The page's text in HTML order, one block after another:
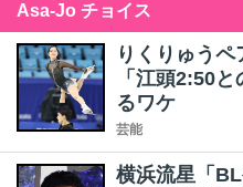
Asa-Jo チョイス
りくりゅう
「江頭2:50
るワケ
芸能
横浜流星「